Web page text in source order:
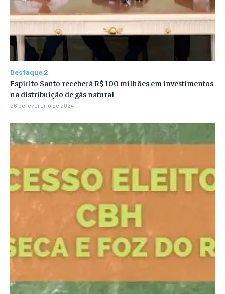
Destaque 2
Espírito Santo receberá R$ 100 milhões em investimentos
na distribuição de gás natural
26 de fevereiro de 2024